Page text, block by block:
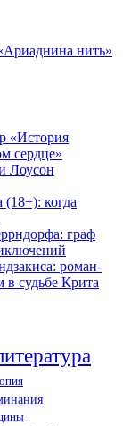
нить»
«История
сердце»
Лоусон
когда
граф
роман-
в судьбе Крита